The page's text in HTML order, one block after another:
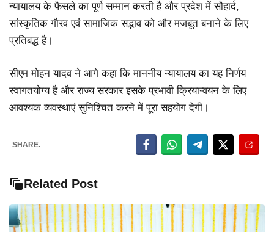
न्यायालय के फैसले का पूर्ण सम्मान करती है और प्रदेश में सौहार्द,
सांस्कृतिक गौरव एवं सामाजिक सद्भाव को और मजबूत बनाने के लिए
प्रतिबद्ध है।
सीएम मोहन यादव ने आगे कहा कि माननीय न्यायालय का यह निर्णय
स्वागतयोग्य है और राज्य सरकार इसके प्रभावी क्रियान्वयन के लिए
आवश्यक व्यवस्थाएं सुनिश्चित करने में पूरा सहयोग देगी।
SHARE.
Related Post